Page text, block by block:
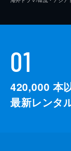
01
420,000 本
最新レンタ